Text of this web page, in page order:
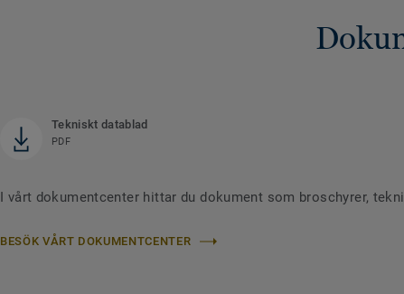
Tekniskt datablad
PDF
I vårt dokumentcenter hittar du dokument som broschyrer,
BESÖK VÅRT DOKUMENTCENTER